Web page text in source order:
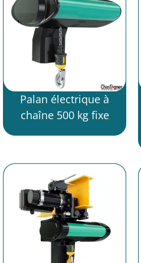
Palan électrique à
chaîne 500 kg fixe